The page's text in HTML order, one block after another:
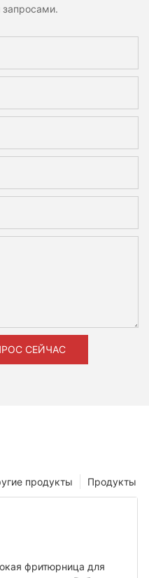
СЕЙЧАС
Продукты
продукты